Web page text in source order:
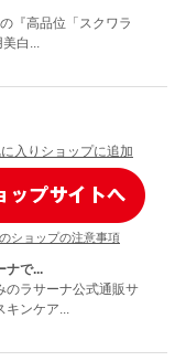
『高品位「スクワラ
白...
入りショップに追加
ショップの注意事項
ナで...
のラサーナ公式通販サ
キンケア...